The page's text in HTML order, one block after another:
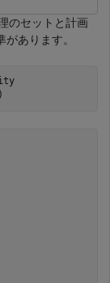
のセットと計画
あります。
)